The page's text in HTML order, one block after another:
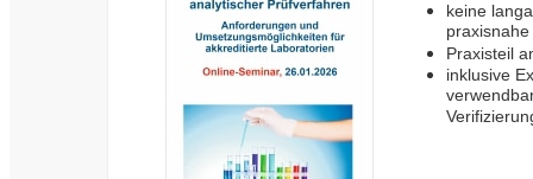
keine
Praxisteil
inklusive